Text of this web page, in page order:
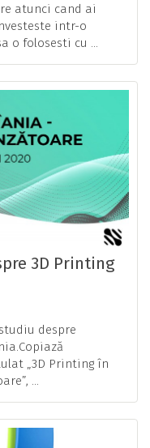
atunci cand ai
intr-o
o folosesti cu ...
3D Printing
despre
„3D Printing în
...